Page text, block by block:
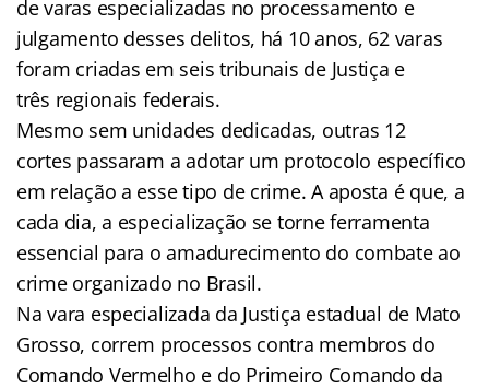
de varas especializadas no processamento e
julgamento desses delitos, há 10 anos, 62 varas
foram criadas em seis tribunais de Justiça e
três regionais federais.
Mesmo sem unidades dedicadas, outras 12
cortes passaram a adotar um protocolo específico
em relação a esse tipo de crime. A aposta é que, a
cada dia, a especialização se torne ferramenta
essencial para o amadurecimento do combate ao
crime organizado no Brasil.
Na vara especializada da Justiça estadual de Mato
Grosso, correm processos contra membros do
Comando Vermelho e do Primeiro Comando da